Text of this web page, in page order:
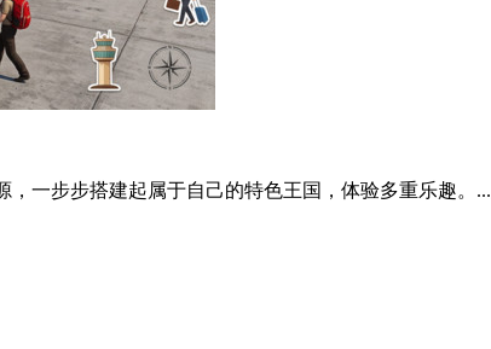
一步步搭建起属于自己的特色王国，体验多重乐趣。...